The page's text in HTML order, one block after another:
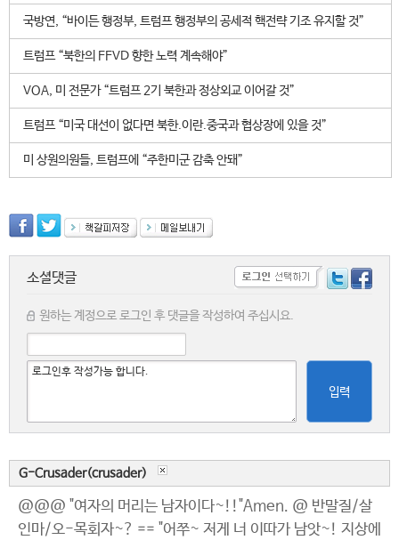
국방연, “바이든 행정부, 트럼프 행정부의 공세적 핵전략 기조 유지할 것”
트럼프 “북한의 FFVD 향한 노력 계속해야”
VOA, 미 전문가 “트럼프 2기 북한과 정상외교 이어갈 것”
트럼프 “미국 대선이 없다면 북한.이란.중국과 협상장에 있을 것”
미 상원의원들, 트럼프에 “주한미군 감축 안돼”
소셜댓글
원하는 계정으로 로그인 후 댓글을 작성하여 주십시요.
입력
G-Crusader(crusader)
@@@ "여자의 머리는 남자이다~!!"Amen. @ 반말질/살
인마/오-목회자~? == "어쭈~ 저게 너 이따가 남앗~! 지상에